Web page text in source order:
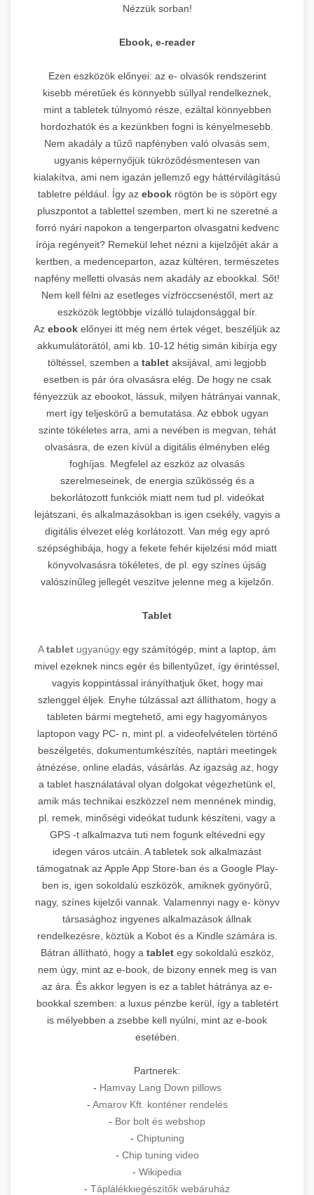
Nézzük sorban!
Ebook, e-reader
Ezen eszközök előnyei: az e- olvasók rendszerint
kisebb méretűek és könnyebb súllyal rendelkeznek,
mint a tabletek túlnyomó része, ezáltal könnyebben
hordozhatók és a kezünkben fogni is kényelmesebb.
Nem akadály a tűző napfényben való olvasás sem,
ugyanis képernyőjük tükröződésmentesen van
kialakítva, ami nem igazán jellemző egy háttérvilágítású
tabletre például. Így az ebookrögtön be is söpört egy
pluszpontot a tablettel szemben, mert ki ne szeretné a
forró nyári napokon a tengerparton olvasgatni kedvenc
írója regényeit? Remekül lehet nézni a kijelzőjét akár a
kertben, a medenceparton, azaz kültéren, természetes
napfény melletti olvasás nem akadály az ebookkal. Sőt!
Nem kell félni az esetleges vízfröccsenéstől, mert az
eszközök legtöbbje vízálló tulajdonsággal bír.
Az ebook előnyei itt még nem értek véget, beszéljük az
akkumulátorától, ami kb. 10-12 hétig simán kibírja egy
töltéssel, szemben a tablet aksijával, ami legjobb
esetben is pár óra olvasásra elég. De hogy ne csak
fényezzük az ebookot, lássuk, milyen hátrányai vannak,
mert így teljeskörű a bemutatása. Az ebbok ugyan
szinte tökéletes arra, ami a nevében is megvan, tehát
olvasásra, de ezen kívül a digitális élményben elég
foghíjas. Megfelel az eszköz az olvasás
szerelmeseinek, de energia szűkösség és a
bekorlátozott funkciók miatt nem tud pl. videókat
lejátszani, és alkalmazásokban is igen csekély, vagyis a
digitális élvezet elég korlátozott. Van még egy apró
szépséghibája, hogy a fekete fehér kijelzési mód miatt
könyvolvasásra tökéletes, de pl. egy színes újság
valószínűleg jellegét veszítve jelenne meg a kijelzőn.
Tablet
Atablet ugyanúgy egy számítógép, mint a laptop, ám
mivel ezeknek nincs egér és billentyűzet, így érintéssel,
vagyis koppintással irányíthatjuk őket, hogy mai
szlenggel éljek. Enyhe túlzással azt állíthatom, hogy a
tableten bármi megtehető, ami egy hagyományos
laptopon vagy PC- n, mint pl. a videofelvételen történő
beszélgetés, dokumentumkészítés, naptári meetingek
átnézése, online eladás, vásárlás. Az igazság az, hogy
a tablet használatával olyan dolgokat végezhetünk el,
amik más technikai eszközzel nem mennének mindig,
pl. remek, minőségi videókat tudunk készíteni, vagy a
GPS -t alkalmazva tuti nem fogunk eltévedni egy
idegen város utcáin. A tabletek sok alkalmazást
támogatnak az Apple App Store-ban és a Google Play-
ben is, igen sokoldalú eszközök, amiknek gyönyörű,
nagy, színes kijelzői vannak. Valamennyi nagy e- könyv
társasághoz ingyenes alkalmazások állnak
rendelkezésre, köztük a Kobot és a Kindle számára is.
Bátran állítható, hogy a tabletegy sokoldalú eszköz,
nem úgy, mint az e-book, de bizony ennek meg is van
az ára. És akkor legyen is ez a tablet hátránya az e-
bookkal szemben: a luxus pénzbe kerül, így a tabletért
is mélyebben a zsebbe kell nyúlni, mint az e-book
esetében.
Partnerek:
- Hamvay Lang Down pillows
- Amarov Kft. konténer rendelés
- Bor bolt és webshop
- Chiptuning
- Chip tuning video
- Wikipedia
- Táplálékkiegészítők webáruház